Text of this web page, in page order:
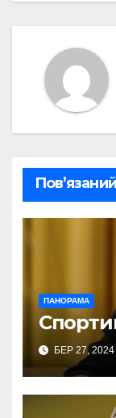
ПАНОРАМА
БЕР 27, 2024